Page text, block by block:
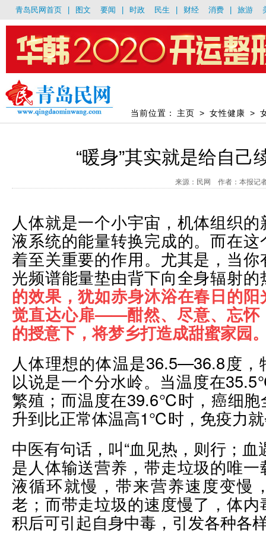
青岛民网首页 图文 要闻 时政 民生 财经 消费 旅游
当前位置： 主页 > 女性健康 >
“暖身”其实就是给自己
来源：民网 作者：本报记
人体就是一个小宇宙，机体组织
液系统的能量转换完成的。而在
着至关重要的作用。尤其是，当
光频谱能量垫由背下向全身辐射的
的效果，犹如赤身沐浴在春日的
觉直达心扉——酣然、尽意、忘怀
的授意下，将梦乡打造成甜蜜家园
人体理想的体温是36.5—36.8度，
以说是一个分水岭。当温度在
繁殖；而温度在39.6℃时，癌细胞
升到比正常体温高1℃时，免疫力
中医有句话，叫“血见热，则行；血
是人体输送营养，带走垃圾的唯
液循环就慢，带来营养速度变慢
老；而带走垃圾的速度慢了，体
积后可引起自身中毒，引发各种各